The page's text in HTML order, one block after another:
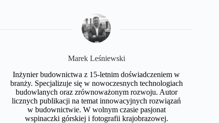
Marek Leśniewski
Inżynier budownictwa z 15-letnim doświadczeniem w
branży. Specjalizuje się w nowoczesnych technologiach
budowlanych oraz zrównoważonym rozwoju. Autor
licznych publikacji na temat innowacyjnych rozwiązań
w budownictwie. W wolnym czasie pasjonat
wspinaczki górskiej i fotografii krajobrazowej.